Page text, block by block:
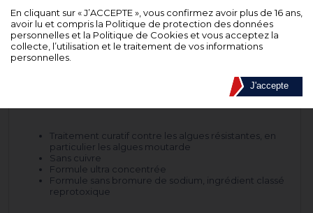
En cliquant sur « J’ACCEPTE », vous confirmez avoir plus de 16 ans,
avoir lu et compris la Politique de protection des données
personnelles et la Politique de Cookies et vous acceptez la
collecte, l’utilisation et le traitement de vos informations
personnelles.
J'accepte
Traitement curatif contre les algues résistantes, en
particulier les algues moutarde
Sans cuivre
Formule ultra concentrée
Formule sans bromure de sodium, ingrédient classé
reprotoxique